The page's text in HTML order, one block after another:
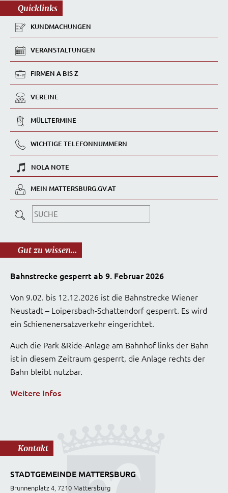
Quicklinks
KUNDMACHUNGEN
VERANSTALTUNGEN
FIRMEN A BIS Z
VEREINE
MÜLLTERMINE
WICHTIGE TELEFONNUMMERN
NOLA NOTE
MEIN MATTERSBURG.GV.AT
Gut zu wissen...
Bahnstrecke gesperrt ab 9. Februar 2026
Von 9.02. bis 12.12.2026 ist die Bahnstrecke Wiener
Neustadt – Loipersbach-Schattendorf gesperrt. Es wird
ein Schienenersatzverkehr eingerichtet.
Auch die Park &Ride-Anlage am Bahnhof links der Bahn
ist in diesem Zeitraum gesperrt, die Anlage rechts der
Bahn bleibt nutzbar.
Weitere Infos
Kontakt
STADTGEMEINDE MATTERSBURG
Brunnenplatz 4, 7210 Mattersburg